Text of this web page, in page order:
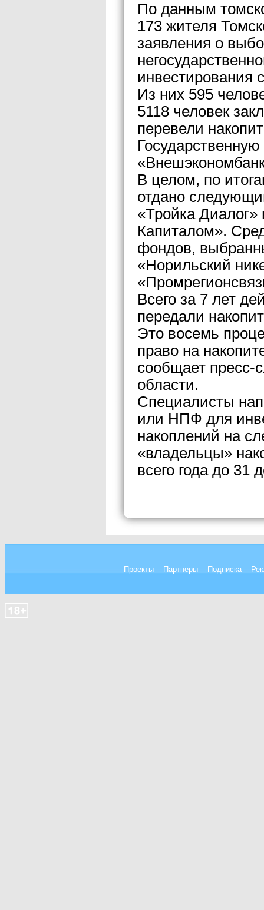
По данным
173 жителя
заявления о
инвестирования
Из них 595
5118 человек
перевели
В целом, по
отдано
«Тройка
Капиталом».
фондов,
«Норильский
Всего за 7 лет
передали
Это восемь
право на
сообщает пресс-
области.
Специалисты
или НПФ для
накоплений на
«владельцы»
всего года до 31
Проекты Партнеры Подписка